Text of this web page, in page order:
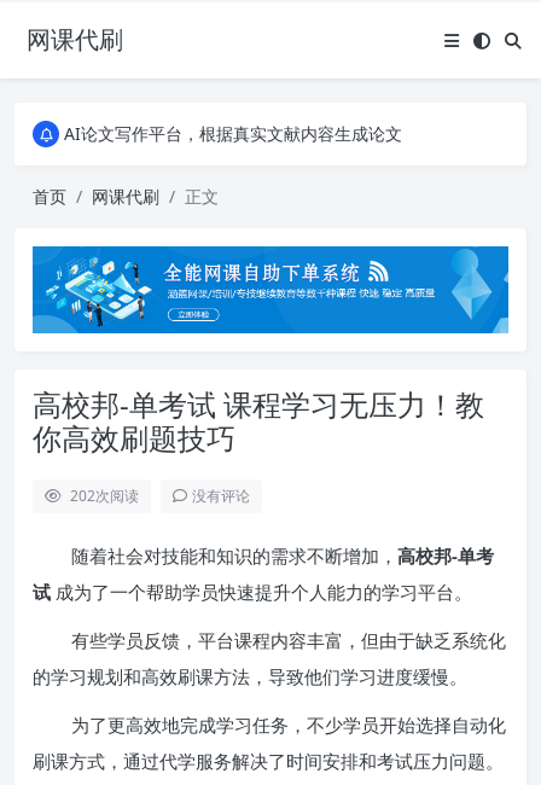
网课代刷
AI论文写作平台，根据真实文献内容生成论文
全能网课平台，大学生网课、成教、培训、继续教育。现已接入代刷代考项目3000+
全能网课平台，大学生网课、成教、培训、继续教育。现已接入代刷代考项目3000+
首页 网课代刷 正文
高校邦-单考试 课程学习无压力！教
你高效刷题技巧
202次阅读 没有评论
随着社会对技能和知识的需求不断增加， 高校邦-单考
试 成为了一个帮助学员快速提升个人能力的学习平台。
有些学员反馈，平台课程内容丰富，但由于缺乏系统化
的学习规划和高效刷课方法，导致他们学习进度缓慢。
为了更高效地完成学习任务，不少学员开始选择自动化
刷课方式，通过代学服务解决了时间安排和考试压力问题。